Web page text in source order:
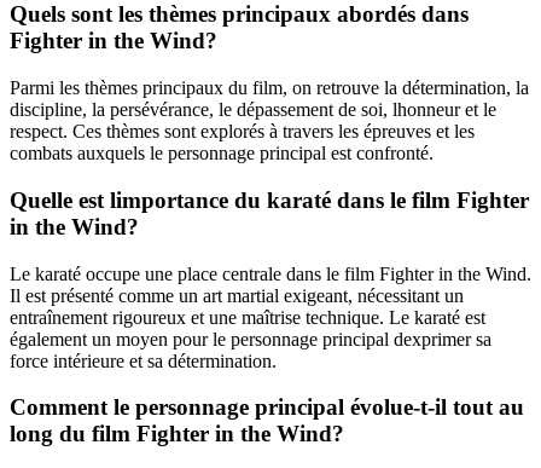
Quels sont les thèmes principaux abordés dans
Fighter in the Wind?
Parmi les thèmes principaux du film, on retrouve la détermination, la
discipline, la persévérance, le dépassement de soi, lhonneur et le
respect. Ces thèmes sont explorés à travers les épreuves et les
combats auxquels le personnage principal est confronté.
Quelle est limportance du karaté dans le film Fighter
in the Wind?
Le karaté occupe une place centrale dans le film Fighter in the Wind.
Il est présenté comme un art martial exigeant, nécessitant un
entraînement rigoureux et une maîtrise technique. Le karaté est
également un moyen pour le personnage principal dexprimer sa
force intérieure et sa détermination.
Comment le personnage principal évolue-t-il tout au
long du film Fighter in the Wind?